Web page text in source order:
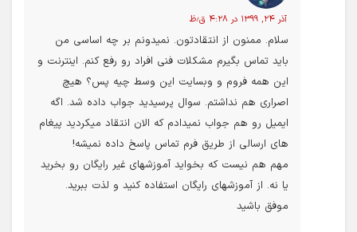
آذر ۲۴, ۱۳۹۹ در ۴:۲۸ ق٫ظ
سلام. ممنون از انتقادتون. نمیدونم بر چه اساسی من
باید تماس بگیرم مشکلات فنی افراد رو رفع کنم. اینترنت و
این همه فروم و وبسایت این وسط چیه پس؟ هیچ
اصراری هم نداشتم. سوال پرسیدید جواب داده شد. اگه
ایمیل رو هم جواب نمیدادم که الان انتقاد میکردید پیغام
های ارسالی از طریق فرم تماس پاسخ داده نمیشه!
مهم هم نیست که بخواید آموزشهای غیر رایگان رو بخرید
یا نه. از آموزشهای رایگان استفاده کنید و لذت ببرید.
موفق باشید